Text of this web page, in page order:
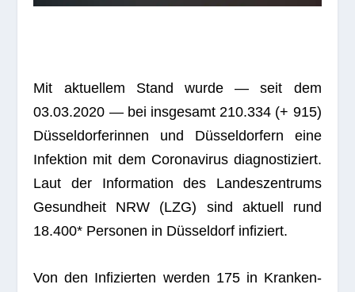
Mit aktu­el­lem Stand wurde — seit dem
03.03.2020 — bei ins­ge­samt 210.334 (+ 915)
Düs­sel­dor­fe­rin­nen und Düs­sel­dor­fern eine
Infek­tion mit dem Coro­na­vi­rus dia­gnos­ti­ziert.
Laut der Infor­ma­tion des Lan­des­zen­trums
Gesund­heit NRW (LZG) sind aktu­ell rund
18.400* Per­so­nen in Düs­sel­dorf infiziert.
Von den Infi­zier­ten wer­den 175 in Kran­ken­